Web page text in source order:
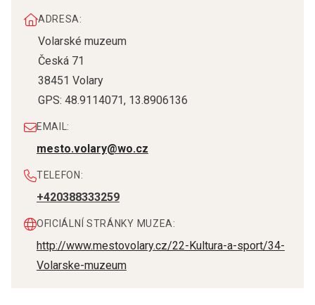
ADRESA:
Volarské muzeum
Česká 71
38451 Volary
GPS: 48.9114071, 13.8906136
EMAIL:
mesto.volary@wo.cz
TELEFON:
+420388333259
OFICIÁLNÍ STRÁNKY MUZEA:
http://www.mestovolary.cz/22-Kultura-a-sport/34-
Volarske-muzeum